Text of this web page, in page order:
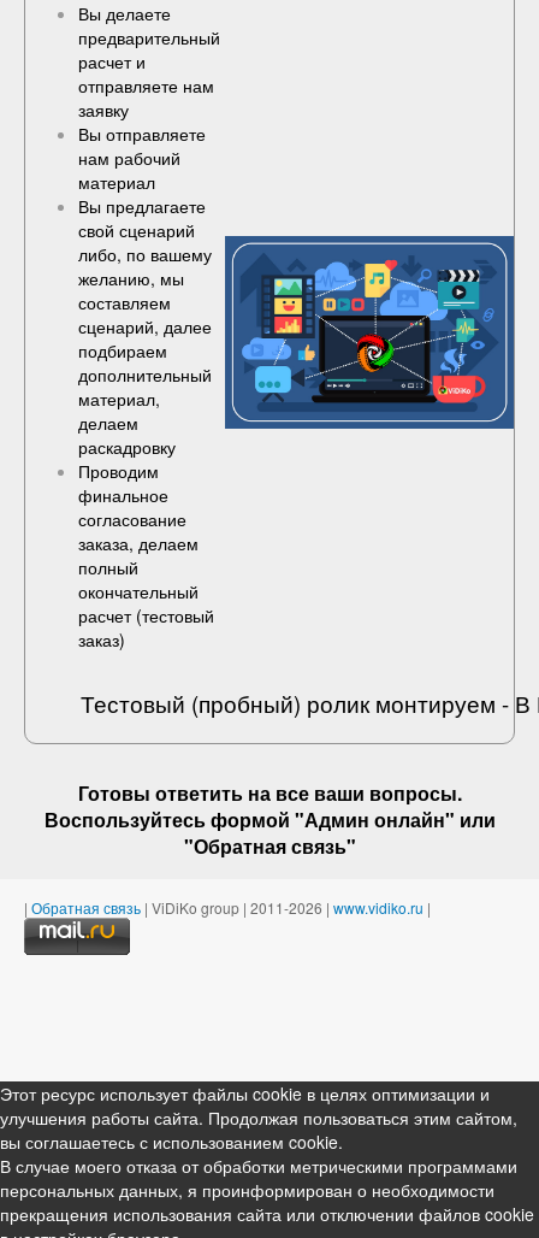
Вы делаете
предварительный
расчет и
отправляете нам
заявку
Вы отправляете
нам рабочий
материал
Вы предлагаете
свой сценарий
либо, по вашему
желанию, мы
составляем
сценарий, далее
подбираем
дополнительный
материал,
делаем
раскадровку
Проводим
финальное
согласование
заказа, делаем
полный
окончательный
расчет (тестовый
заказ)
Тестовый (пробный) ролик монтируем -
Готовы ответить на все ваши вопросы.
Воспользуйтесь формой "Админ онлайн" или
"Обратная связь"
| Обратная связь | ViDiKo group | 2011-2026 | www.vidiko.ru |
Этот ресурс использует файлы cookie в целях оптимизации и
улучшения работы сайта. Продолжая пользоваться этим сайтом,
вы соглашаетесь с использованием cookie.
В случае моего отказа от обработки метрическими программами
персональных данных, я проинформирован о необходимости
прекращения использования сайта или отключении файлов cookie